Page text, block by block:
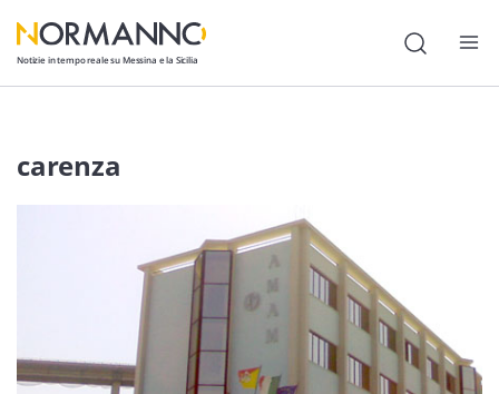
Notizie in tempo reale su Messina e la Sicilia
Società
carenza